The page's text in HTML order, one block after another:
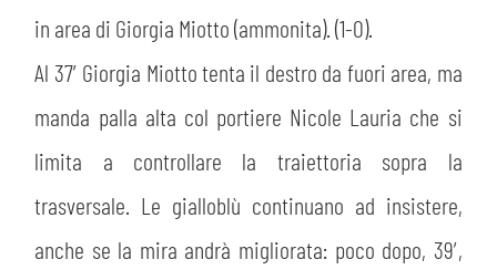
in area di Giorgia Miotto (ammonita). (1-0).
Al 37′ Giorgia Miotto tenta il destro da fuori area, ma
manda palla alta col portiere Nicole Lauria che si
limita a controllare la traiettoria sopra la
trasversale. Le gialloblù continuano ad insistere,
anche se la mira andrà migliorata: poco dopo, 39′,